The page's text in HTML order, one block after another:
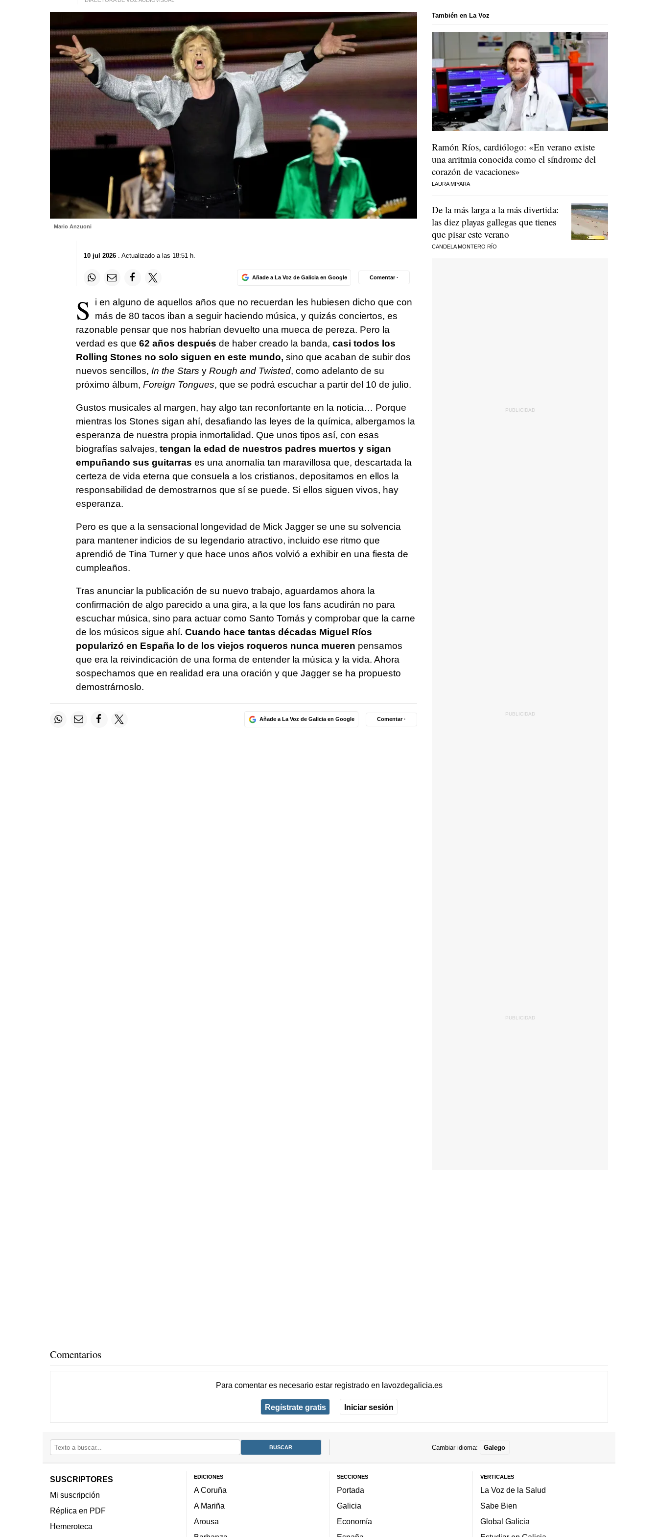
Mario Anzuoni
10 jul 2026. Actualizado a las 18:51 h.
Añade a La Voz de Galicia en Google Comentar ·
S
i en alguno de aquellos años que no recuerdan les hubiesen dicho que con
más de 80 tacos iban a seguir haciendo música, y quizás conciertos, es
razonable pensar que nos habrían devuelto una mueca de pereza. Pero la
verdad es que 62 años después de haber creado la banda, casi todos los
Rolling Stones no solo siguen en este mundo, sino que acaban de subir dos
nuevos sencillos, In the Stars y Rough and Twisted, como adelanto de su
próximo álbum, Foreign Tongues, que se podrá escuchar a partir del 10 de julio.
Gustos musicales al margen, hay algo tan reconfortante en la noticia… Porque
mientras los Stones sigan ahí, desafiando las leyes de la química, albergamos la
esperanza de nuestra propia inmortalidad. Que unos tipos así, con esas
biografías salvajes, tengan la edad de nuestros padres muertos y sigan
empuñando sus guitarras es una anomalía tan maravillosa que, descartada la
certeza de vida eterna que consuela a los cristianos, depositamos en ellos la
responsabilidad de demostrarnos que sí se puede. Si ellos siguen vivos, hay
esperanza.
Pero es que a la sensacional longevidad de Mick Jagger se une su solvencia
para mantener indicios de su legendario atractivo, incluido ese ritmo que
aprendió de Tina Turner y que hace unos años volvió a exhibir en una fiesta de
cumpleaños.
Tras anunciar la publicación de su nuevo trabajo, aguardamos ahora la
confirmación de algo parecido a una gira, a la que los fans acudirán no para
escuchar música, sino para actuar como Santo Tomás y comprobar que la carne
de los músicos sigue ahí. Cuando hace tantas décadas Miguel Ríos
popularizó en España lo de los viejos roqueros nunca mueren pensamos
que era la reivindicación de una forma de entender la música y la vida. Ahora
sospechamos que en realidad era una oración y que Jagger se ha propuesto
demostrárnoslo.
Añade a La Voz de Galicia en Google Comentar ·
También en La Voz
Ramón Ríos, cardiólogo: «En verano existe
una arritmia conocida como el síndrome del
corazón de vacaciones»
LAURA MIYARA
De la más larga a la más divertida:
las diez playas gallegas que tienes
que pisar este verano
CANDELA MONTERO RÍO
Comentarios
Para comentar es necesario estar registradoen lavozdegalicia.es
Regístrate gratis Iniciar sesión
Cambiar idioma: Galego
SUSCRIPTORES
Mi suscripción
Réplica en PDF
Hemeroteca
EDICIONES
A Coruña
A Mariña
Arousa
SECCIONES
Portada
Galicia
Economía
VERTICALES
La Voz de la Salud
Sabe Bien
Global Galicia